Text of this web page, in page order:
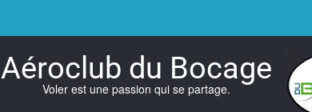
Aéroclub du Bocage
Voler est une passion qui se partage.